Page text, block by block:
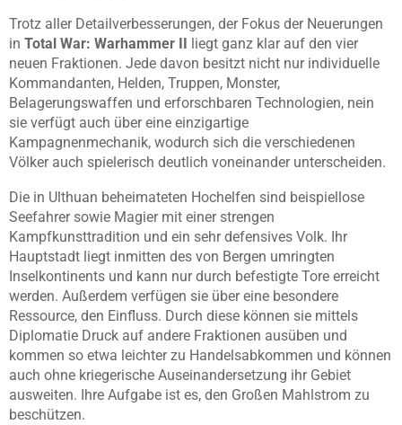
Trotz aller Detailverbesserungen, der Fokus der Neuerungen
in Total War: Warhammer II
liegt ganz klar auf den vier
neuen Fraktionen. Jede davon besitzt nicht nur individuelle
Kommandanten, Helden, Truppen, Monster,
Belagerungswaffen und erforschbaren Technologien, nein
sie verfügt auch über eine einzigartige
Kampagnenmechanik, wodurch sich die verschiedenen
Völker auch spielerisch deutlich voneinander unterscheiden.
Die in Ulthuan beheimateten Hochelfen sind beispiellose
Seefahrer sowie Magier mit einer strengen
Kampfkunsttradition und ein sehr defensives Volk. Ihr
Hauptstadt liegt inmitten des von Bergen umringten
Inselkontinents und kann nur durch befestigte Tore erreicht
werden. Außerdem verfügen sie über eine besondere
Ressource, den Einfluss. Durch diese können sie mittels
Diplomatie Druck auf andere Fraktionen ausüben und
kommen so etwa leichter zu Handelsabkommen und können
auch ohne kriegerische Auseinandersetzung ihr Gebiet
ausweiten. Ihre Aufgabe ist es, den Großen Mahlstrom zu
beschützen.